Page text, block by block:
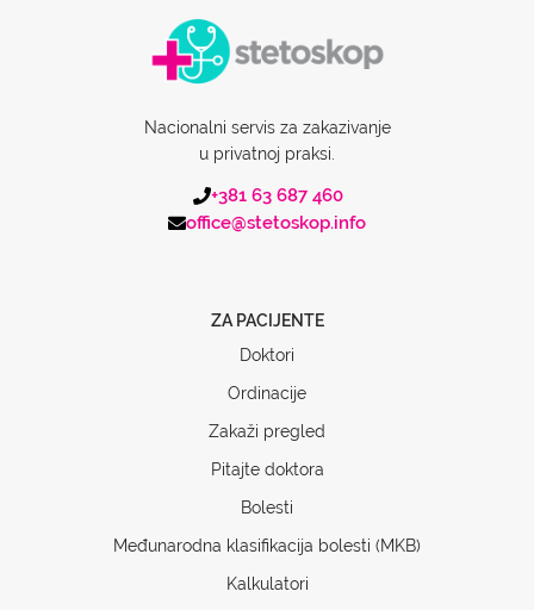
Nacionalni servis za zakazivanje
u privatnoj praksi.
+381 63 687 460
office@stetoskop.info
ZA PACIJENTE
Doktori
Ordinacije
Zakaži pregled
Pitajte doktora
Bolesti
Međunarodna klasifikacija bolesti (MKB)
Kalkulatori